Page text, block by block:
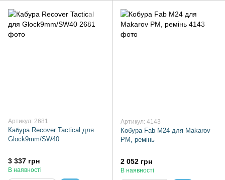
Артикул: 2681
Кабура Recover Tactical для
Glock9mm/SW40
3 337 грн
В наявності
Артикул: 4143
Кобура Fab M24 для Makarov
PM, ремінь
2 052 грн
В наявності